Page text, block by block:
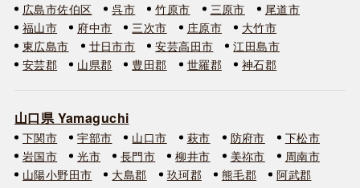
広島市佐伯区 呉市 竹原市 三原市
尾道市
福山市
府中市 三次市 庄原市
大竹市
東広島市
廿日市市 安芸高田市
江田島市
安芸郡
山県郡 豊田郡 世羅郡 神石郡
山口県 Yamaguchi
下関市 宇部市 山口市 萩市 防府市
下松市
岩国市
光市 長門市 柳井市 美祢市
周南市
山陽小野田市
大島郡 玖珂郡 熊毛郡 阿武郡